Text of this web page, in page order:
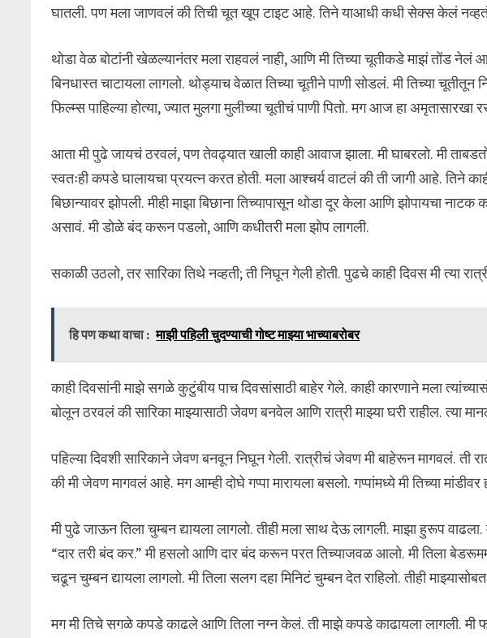
घातली. पण मला जाणवलं की तिची चूत खूप टाइट आहे. तिने याआधी कधी सेक्स केलं नव्हतं,
थोडा वेळ बोटांनी खेळल्यानंतर मला राहवलं नाही, आणि मी तिच्या चूतीकडे माझं तोंड नेलं
बिनधास्त चाटायला लागलो. थोड्याच वेळात तिच्या चूतीने पाणी सोडलं. मी तिच्या
फिल्म्स पाहिल्या होत्या, ज्यात मुलगा मुलीच्या चूतीचं पाणी पितो. मग आज हा
आता मी पुढे जायचं ठरवलं, पण तेवढ्यात खाली काही आवाज झाला. मी घाबरलो. मी
स्वतःही कपडे घालायचा प्रयत्न करत होती. मला आश्चर्य वाटलं की ती जागी आहे. तिने
बिछान्यावर झोपली. मीही माझा बिछाना तिच्यापासून थोडा दूर केला आणि झोपायचा
असावं. मी डोळे बंद करून पडलो, आणि कधीतरी मला झोप लागली.
सकाळी उठलो, तर सारिका तिथे नव्हती; ती निघून गेली होती. पुढचे काही दिवस मी त्या
हि पण कथा वाचा : माझी पहिली चुदण्याची गोष्ट माझ्या भाच्याबरोबर
काही दिवसांनी माझे सगळे कुटुंबीय पाच दिवसांसाठी बाहेर गेले. काही कारणाने मला
बोलून ठरवलं की सारिका माझ्यासाठी जेवण बनवेल आणि रात्री माझ्या घरी राहील. त्या
पहिल्या दिवशी सारिकाने जेवण बनवून निघून गेली. रात्रीचं जेवण मी बाहेरून मागवलं. ती
की मी जेवण मागवलं आहे. मग आम्ही दोघे गप्पा मारायला बसलो. गप्पांमध्ये मी तिच्या
मी पुढे जाऊन तिला चुम्बन द्यायला लागलो. तीही मला साथ देऊ लागली. माझा हुरूप वाढला.
“दार तरी बंद कर.” मी हसलो आणि दार बंद करून परत तिच्याजवळ आलो. मी तिला
चढून चुम्बन द्यायला लागलो. मी तिला सलग दहा मिनिटं चुम्बन देत राहिलो. तीही
मग मी तिचे सगळे कपडे काढले आणि तिला नग्न केलं. ती माझे कपडे काढायला लागली. मी